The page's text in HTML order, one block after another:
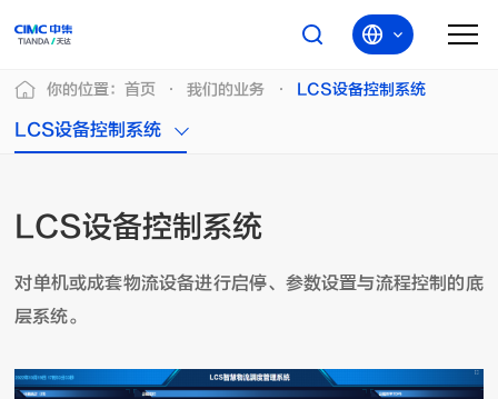
LCS设备控制系统
你的位置：首页 我们的业务 LCS设备控制系统
LCS设备控制系统
对单机或成套物流设备进行启停、参数设置与流程控制的底
层系统。